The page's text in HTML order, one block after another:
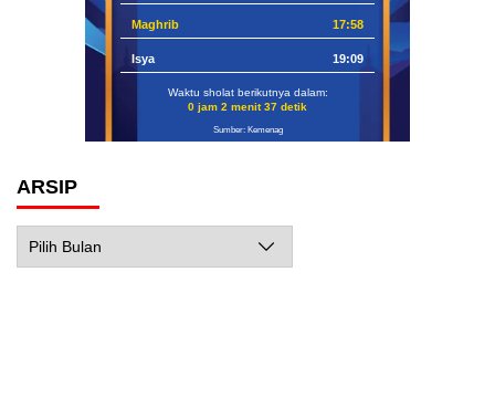
Maghrib 17:58
Isya 19:09
Waktu sholat berikutnya dalam:
0 jam 2 menit 36 detik
Sumber: Kemenag
ARSIP